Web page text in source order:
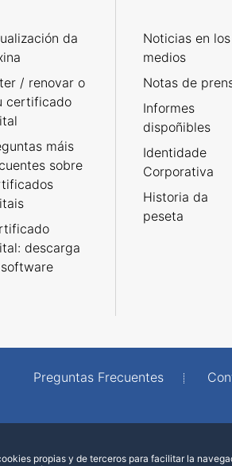
da
/ renovar o
certificado
máis
sobre
descarga
Noticias en los
medios
Notas de
Informes
dispoñibles
Identidade
Corporativa
Historia da
peseta
Preguntas Frecuentes
propias y de terceros para facilitar la